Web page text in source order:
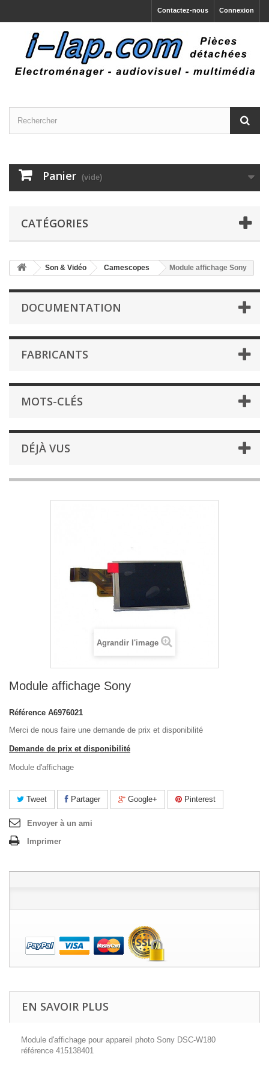
Connexion
Contactez-nous
Panier (vide)
CATÉGORIES
Son & Vidéo Camescopes Module affichage Sony
DOCUMENTATION
FABRICANTS
MOTS-CLÉS
DÉJÀ VUS
Agrandir l'image
Module affichage Sony
Référence A6976021
Merci de nous faire une demande de prix et disponibilité
Demande de prix et disponibilité
Module d'affichage
Tweet Partager Google+ Pinterest
Envoyer à un ami
Imprimer
EN SAVOIR PLUS
Module d'affichage pour appareil photo Sony DSC-W180
référence 415138401